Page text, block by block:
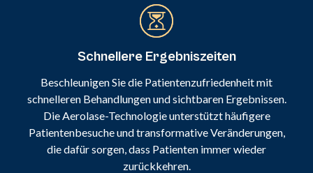
Schnellere Ergebniszeiten
Beschleunigen Sie die Patientenzufriedenheit mit
schnelleren Behandlungen und sichtbaren Ergebnissen.
Die Aerolase-Technologie unterstützt häufigere
Patientenbesuche und transformative Veränderungen,
die dafür sorgen, dass Patienten immer wieder
zurückkehren.